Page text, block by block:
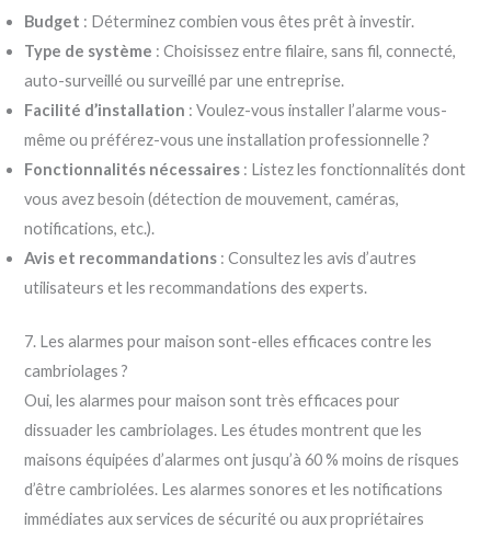
Budget : Déterminez combien vous êtes prêt à investir.
Type de système : Choisissez entre filaire, sans fil, connecté,
auto-surveillé ou surveillé par une entreprise.
Facilité d’installation : Voulez-vous installer l’alarme vous-
même ou préférez-vous une installation professionnelle ?
Fonctionnalités nécessaires : Listez les fonctionnalités dont
vous avez besoin (détection de mouvement, caméras,
notifications, etc.).
Avis et recommandations : Consultez les avis d’autres
utilisateurs et les recommandations des experts.
7. Les alarmes pour maison sont-elles efficaces contre les
cambriolages ?
Oui, les alarmes pour maison sont très efficaces pour
dissuader les cambriolages. Les études montrent que les
maisons équipées d’alarmes ont jusqu’à 60 % moins de risques
d’être cambriolées. Les alarmes sonores et les notifications
immédiates aux services de sécurité ou aux propriétaires